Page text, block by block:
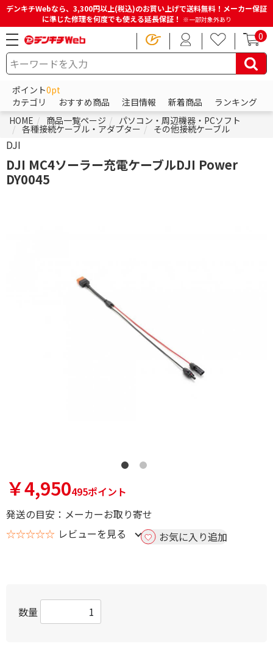
デンキチWebなら、3,300円以上(税込)のお買い上げで送料無料！メーカー保証
に準じた修理を何度でも使える延長保証！ ※一部対象外あり
0
ポイント0pt
カテゴリ
おすすめ商品 注目情報 新着商品
ランキング
HOME
商品一覧ページ パソコン・周辺機器・PCソフト
各種接続ケーブル・アダプター その他接続ケーブル
DJI
DJI MC4ソーラー充電ケーブルDJI Power
DY0045
￥4,950495ポイント
発送の目安：メーカーお取り寄せ
☆☆☆☆☆ レビューを見る お気に入り追加
数量